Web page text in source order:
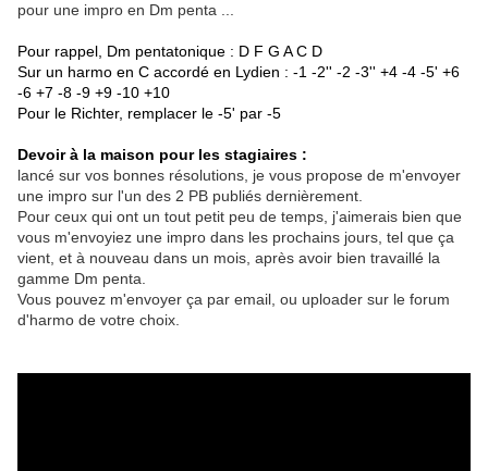
pour une impro en Dm penta ...
Pour rappel, Dm pentatonique : D F G A C D
Sur un harmo en C accordé en Lydien : -1 -2'' -2 -3'' +4 -4 -5' +6
-6 +7 -8 -9 +9 -10 +10
Pour le Richter, remplacer le -5' par -5
Devoir à la maison pour les stagiaires :
lancé sur vos bonnes résolutions, je vous propose de m'envoyer
une impro sur l'un des 2 PB publiés dernièrement.
Pour ceux qui ont un tout petit peu de temps, j'aimerais bien que
vous m'envoyiez une impro dans les prochains jours, tel que ça
vient, et à nouveau dans un mois, après avoir bien travaillé la
gamme Dm penta.
Vous pouvez m'envoyer ça par email, ou uploader sur le forum
d'harmo de votre choix.